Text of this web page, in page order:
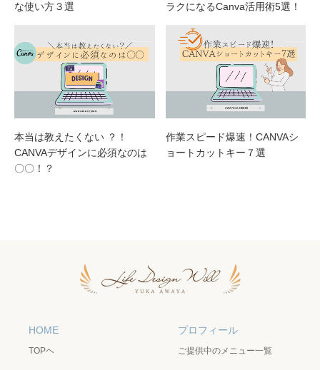
な使い方３選
ラクになるCanva活用術5選！
本当は教えたくない ？！
CANVAデザインに必須なのは
〇〇！？
作業スピード爆速！CANVAシ
ョートカットキー７選
HOME
TOPヘ
プロフィール
ご提供中のメニュー一覧